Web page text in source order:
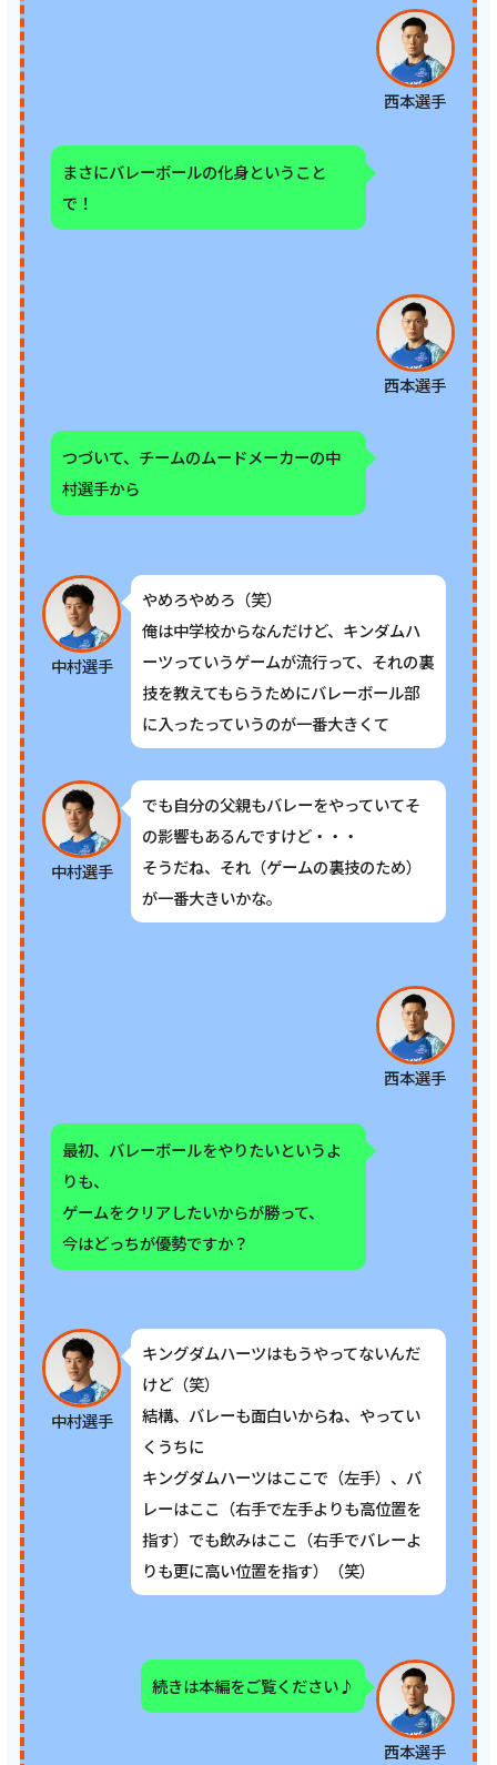
西本選手
まさにバレーボールの化身ということ
で！
西本選手
つづいて、チームのムードメーカーの中
村選手から
中村選手
やめろやめろ（笑）
俺は中学校からなんだけど、キンダムハ
ーツっていうゲームが流行って、それの裏
技を教えてもらうためにバレーボール部
に入ったっていうのが一番大きくて
中村選手
でも自分の父親もバレーをやっていてそ
の影響もあるんですけど・・・
そうだね、それ（ゲームの裏技のため）
が一番大きいかな。
西本選手
最初、バレーボールをやりたいというよ
りも、
ゲームをクリアしたいからが勝って、
今はどっちが優勢ですか？
中村選手
キングダムハーツはもうやってないんだ
けど（笑）
結構、バレーも面白いからね、やってい
くうちに
キングダムハーツはここで（左手）、バ
レーはここ（右手で左手よりも高位置を
指す）でも飲みはここ（右手でバレーよ
りも更に高い位置を指す）（笑）
西本選手
続きは本編をご覧ください♪